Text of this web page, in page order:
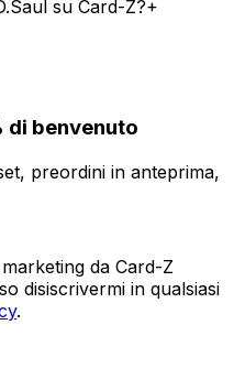
su Card-Z?+
di benvenuto
preordini in anteprima,
da Card-Z
disiscrivermi in qualsiasi
.